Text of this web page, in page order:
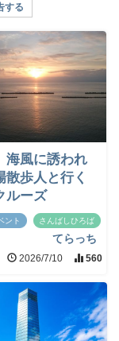
する
海風に誘われ
散歩人と行く
ルーズ
ント さんばしひろば
てらっち
2026/7/10 560